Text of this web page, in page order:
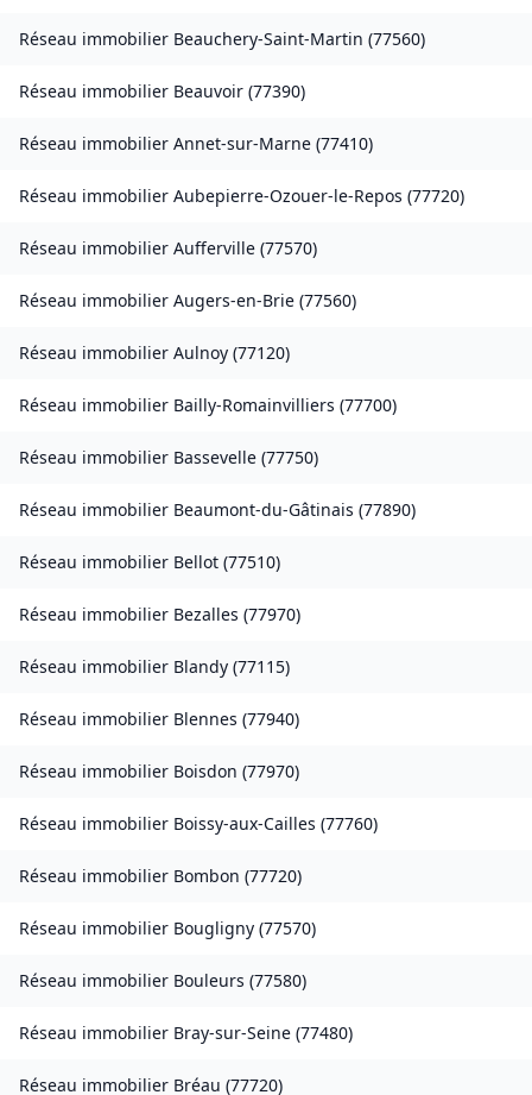
Réseau immobilier Beauchery-Saint-Martin (77560)
Réseau immobilier Beauvoir (77390)
Réseau immobilier Annet-sur-Marne (77410)
Réseau immobilier Aubepierre-Ozouer-le-Repos (77720)
Réseau immobilier Aufferville (77570)
Réseau immobilier Augers-en-Brie (77560)
Réseau immobilier Aulnoy (77120)
Réseau immobilier Bailly-Romainvilliers (77700)
Réseau immobilier Bassevelle (77750)
Réseau immobilier Beaumont-du-Gâtinais (77890)
Réseau immobilier Bellot (77510)
Réseau immobilier Bezalles (77970)
Réseau immobilier Blandy (77115)
Réseau immobilier Blennes (77940)
Réseau immobilier Boisdon (77970)
Réseau immobilier Boissy-aux-Cailles (77760)
Réseau immobilier Bombon (77720)
Réseau immobilier Bougligny (77570)
Réseau immobilier Bouleurs (77580)
Réseau immobilier Bray-sur-Seine (77480)
Réseau immobilier Bréau (77720)